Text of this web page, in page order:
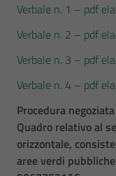
Verbale n. 1 – pdf
Verbale n. 2 – pdf
Verbale n. 3 – pdf
Verbale n. 4 – pdf
Procedura
Quadro relativo al
orizzontale,
aree verdi